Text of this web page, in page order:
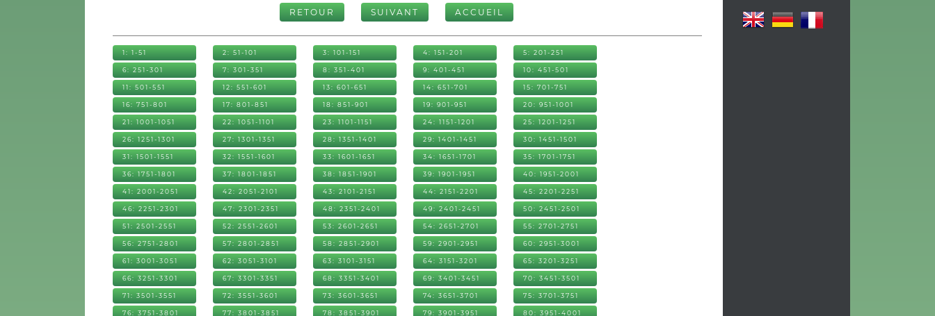
RETOUR SUIVANT ACCUEIL
1: 1-51 2: 51-101 3: 101-151 4: 151-201 5: 201-251
6: 251-301 7: 301-351 8: 351-401 9: 401-451 10: 451-501
11: 501-551 12: 551-601 13: 601-651 14: 651-701 15: 701-751
16: 751-801 17: 801-851 18: 851-901 19: 901-951 20: 951-1001
21: 1001-1051 22: 1051-1101 23: 1101-1151 24: 1151-1201 25: 1201-1251
26: 1251-1301 27: 1301-1351 28: 1351-1401 29: 1401-1451 30: 1451-1501
31: 1501-1551 32: 1551-1601 33: 1601-1651 34: 1651-1701 35: 1701-1751
36: 1751-1801 37: 1801-1851 38: 1851-1901 39: 1901-1951 40: 1951-2001
41: 2001-2051 42: 2051-2101 43: 2101-2151 44: 2151-2201 45: 2201-2251
46: 2251-2301 47: 2301-2351 48: 2351-2401 49: 2401-2451 50: 2451-2501
51: 2501-2551 52: 2551-2601 53: 2601-2651 54: 2651-2701 55: 2701-2751
56: 2751-2801 57: 2801-2851 58: 2851-2901 59: 2901-2951 60: 2951-3001
61: 3001-3051 62: 3051-3101 63: 3101-3151 64: 3151-3201 65: 3201-3251
66: 3251-3301 67: 3301-3351 68: 3351-3401 69: 3401-3451 70: 3451-3501
71: 3501-3551 72: 3551-3601 73: 3601-3651 74: 3651-3701 75: 3701-3751
76: 3751-3801 77: 3801-3851 78: 3851-3901 79: 3901-3951 80: 3951-4001